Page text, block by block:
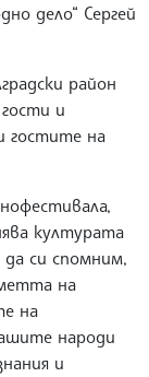
дело“ Сергей
район
и
гостите на
културата
да си спомним,
на
на
народи
и